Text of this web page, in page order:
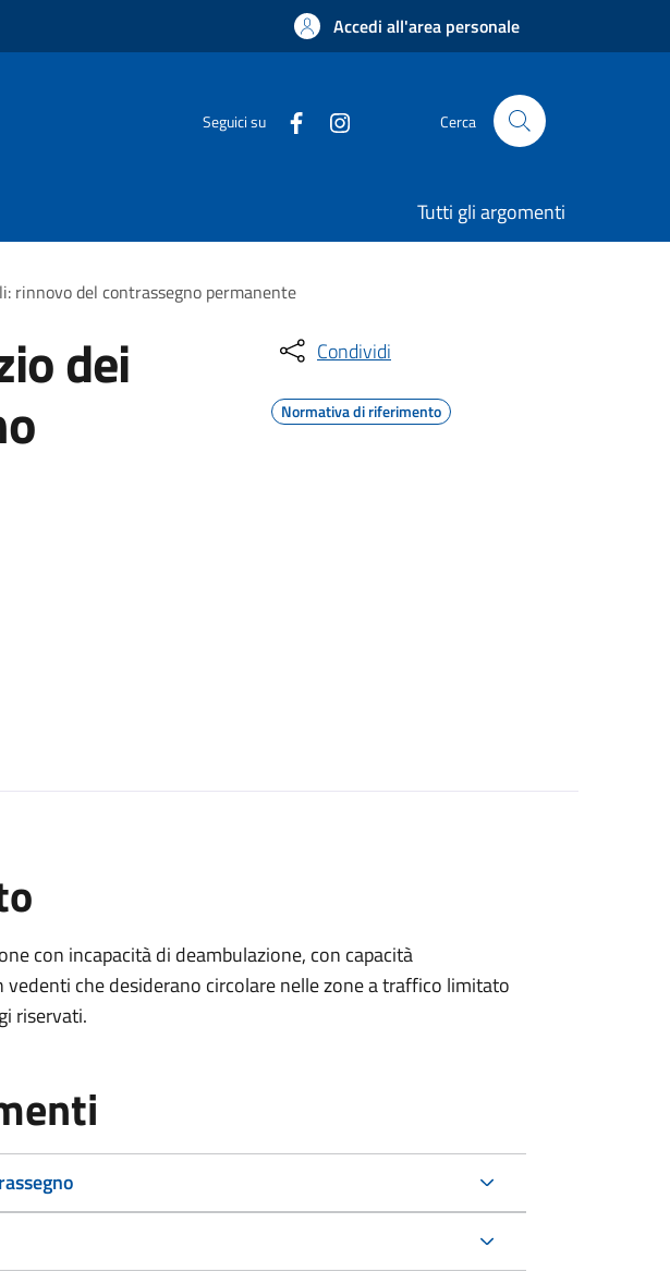
Accedi all'area personale
Seguici su Cerca
Tutti gli argomenti
rinnovo del contrassegno permanente
dei Condividi
Normativa di riferimento
con incapacità di deambulazione, con capacità
che desiderano circolare nelle zone a traffico limitato
riservati.